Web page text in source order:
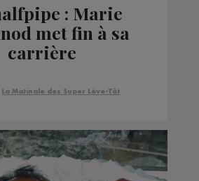
: Marie
met fin à sa
carrière
La Matinale des Super Lève-Tôt